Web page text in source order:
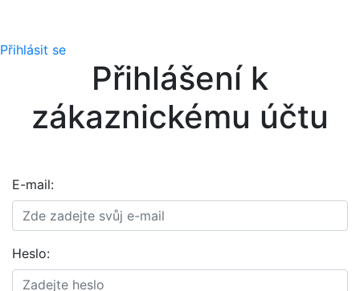
Přihlásit se
Přihlášení k
zákaznickému účtu
E-mail:
Heslo: